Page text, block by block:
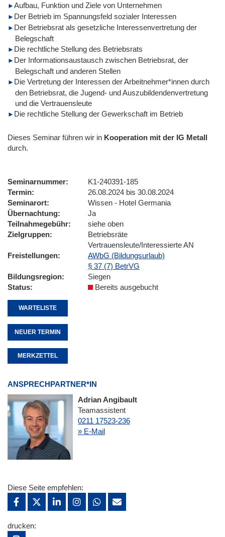
Aufbau, Funktion und Ziele von Unternehmen
Der Betrieb im Spannungsfeld sozialer Interessen
Der Betriebsrat als gesetzliche Interessenvertretung der
Belegschaft
Die rechtliche Stellung des Betriebsrats
Der Informationsaustausch zwischen Betriebsrat, der
Belegschaft und anderen Stellen
Die Vertretung der Interessen der Arbeitnehmer*innen durch
den Betriebsrat, die Jugend- und Auszubildendenvertretung
und die Vertrauensleute
Die rechtliche Stellung der Gewerkschaft im Betrieb
Dieses Seminar führen wir in Kooperation mit der IG Metall
durch.
Seminarnummer
K1-240391-185
Termin
26.08.2024 bis 30.08.2024
Seminarort
Wissen - Hotel Germania
Übernachtung
Ja
Teilnahmegebühr
siehe oben
Zielgruppen
Betriebsräte
Vertrauensleute/Interessierte AN
Freistellungen
AWbG (Bildungsurlaub)
§ 37 (7) BetrVG
Bildungsregion
Siegen
Status
Bereits ausgebucht
WARTELISTE
NEUER TERMIN
MERKZETTEL
ANSPRECHPARTNER*IN
Adrian Angibault
Teamassistent
0211 17523-236
» E-Mail
Diese Seite empfehlen:
drucken: